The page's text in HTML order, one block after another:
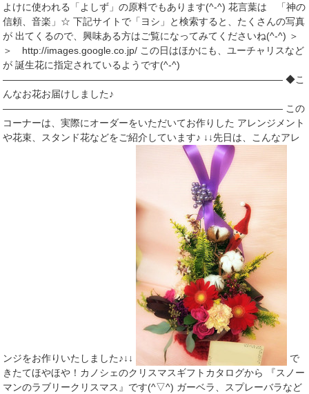
よけに使われる「よしず」の原料でもあります(^-^) 花言葉は 「神の
信頼、音楽」☆ 下記サイトで「ヨシ」と検索すると、たくさんの写真
が 出てくるので、興味ある方はご覧になってみてくださいね(^-^) ＞
＞ http://images.google.co.jp/ この日はほかにも、ユーチャリスなど
が 誕生花に指定されているようです(^-^)
――――――――――――――――――――――――――――― ◆こ
んなお花お届けしました♪
――――――――――――――――――――――――――――― この
コーナーは、実際にオーダーをいただいてお作りした アレンジメント
や花束、スタンド花などをご紹介しています♪ ↓↓先日は、こんなアレ
ンジをお作りいたしました♪↓↓
で
きたてほやほや！カノシェのクリスマスギフトカタログから 『スノー
マンのラブリークリスマス』です(^▽^) ガーベラ、スプレーバラなど